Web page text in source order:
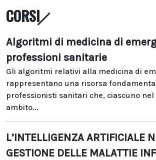
CORSI
Algoritmi di medicina di
professioni sanitarie
Gli algoritmi relativi alla medicina di
rappresentano una risorsa
professionisti sanitari che, ciascuno
ambito...
L’INTELLIGENZA ARTIFICIALE
GESTIONE DELLE MALATTIE